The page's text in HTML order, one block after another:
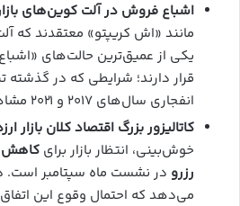
اشباع فروش در آلت کوین‌های
مانند «اش کریپتو» معتقدند که
یکی از عمیق‌ترین حالت‌های
قرار دارند؛ شرایطی که در گذشته
انفجاری سال‌های ۲۰۱۷ و ۲۰۲۱ مشاهده شده بود.
کاتالیزور بزرگ اقتصاد کلان بازار
خوش‌بینی، انتظار بازار برای کاهش
رزرو در نشست ماه سپتامبر است.
می‌دهد که احتمال وقوع این